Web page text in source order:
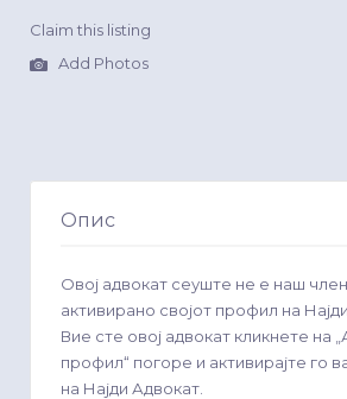
Claim this listing
Add Photos
Опис
Овој адвокат сеуште не е наш
активирано својот профил на
Вие сте овој адвокат кликнете на
профил“ погоре и активирајте го
на Најди Адвокат.